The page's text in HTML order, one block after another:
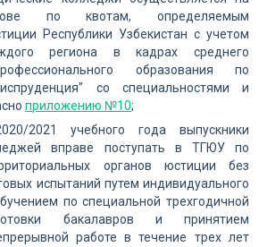
по квотам, определяемым
Республики Узбекистан с учетом
региона в кадрах среднего
образования по
со специальностями и
приложению №10;
2021 учебного года выпускники
вправе поступать в ТГЮУ по
органов юстиции без
испытаний путем индивидуального
по специальной трехгодичной
бакалавров и принятием
работе в течение трех лет